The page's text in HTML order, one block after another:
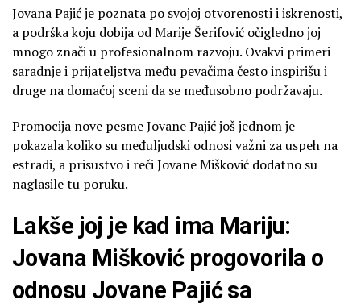
Jovana Pajić je poznata po svojoj otvorenosti i iskrenosti,
a podrška koju dobija od Marije Šerifović očigledno joj
mnogo znači u profesionalnom razvoju. Ovakvi primeri
saradnje i prijateljstva među pevačima često inspirišu i
druge na domaćoj sceni da se međusobno podržavaju.
Promocija nove pesme Jovane Pajić još jednom je
pokazala koliko su međuljudski odnosi važni za uspeh na
estradi, a prisustvo i reči Jovane Mišković dodatno su
naglasile tu poruku.
Lakše joj je kad ima Mariju:
Jovana Mišković progovorila o
odnosu Jovane Pajić sa